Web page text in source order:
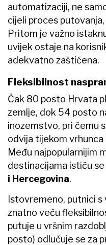
automatizaciji, ne
cijeli proces
Pritom je važno
uvijek ostaje na
adekvatno zaštićena.
Fleksibilnost
Čak 80 posto Hrvata
zemlje, dok 54 posto
inozemstvo, pri čemu
odvija tijekom
Među najpopularnijim
destinacijama ističu se
i Hercegovina.
Istovremeno, putnici s
znatno veću
putuje u vršnim
posto) odlučuje se za